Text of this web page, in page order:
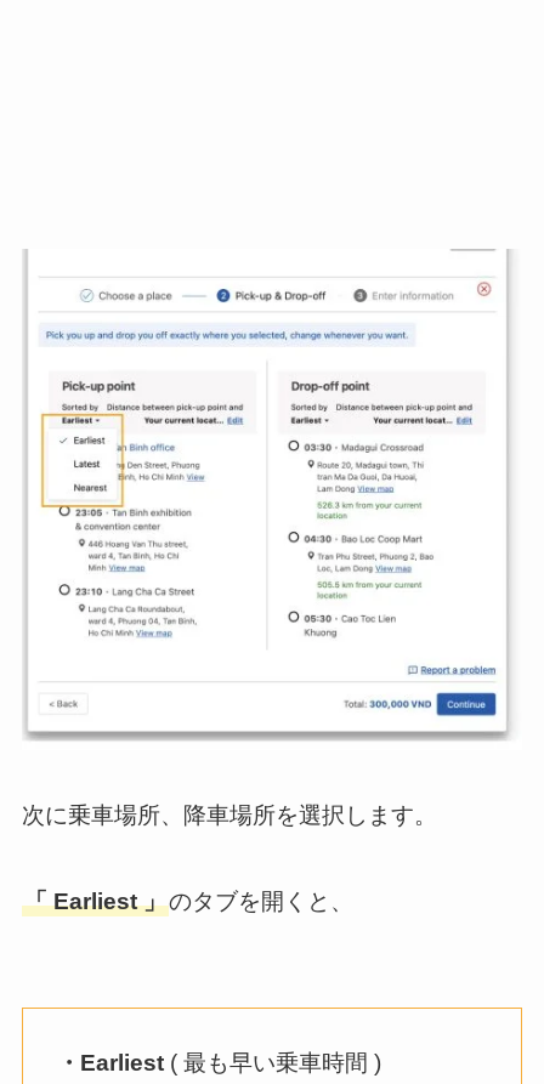
次に乗車場所、降車場所を選択します。
「 Earliest 」のタブを開くと、
・Earliest ( 最も早い乗車時間 )